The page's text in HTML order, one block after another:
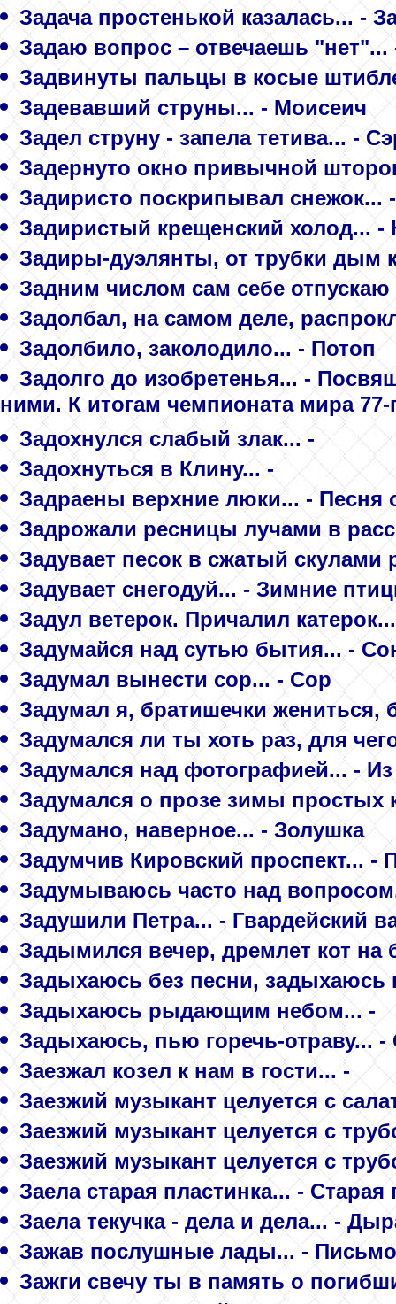
Задача простенькой казалась... -
Задаю вопрос – отвечаешь
Задвинуты пальцы в косые
Задевавший струны... - Моисеич
Задел струну - запела тетива... -
Задернуто окно привычной
Задиристо поскрипывал снежок... -
Задиристый крещенский холод... -
Задиры-дуэлянты, от трубки дым
Задним числом сам себе отпускаю
Задолбал, на самом деле,
Задолбило, заколодило... - Потоп
Задолго до изобретенья... -
ними. К итогам чемпионата мира 77-
Задохнулся слабый злак... -
Задохнуться в Клину... -
Задраены верхние люки... - Песня
Задрожали ресницы лучами в
Задувает песок в сжатый скулами
Задувает снегодуй... - Зимние
Задул ветерок. Причалил
Задумайся над сутью бытия... -
Задумал вынести сор... - Сор
Задумал я, братишечки жениться,
Задумался ли ты хоть раз, для
Задумался над фотографией... -
Задумался о прозе зимы простых
Задумано, наверное... - Золушка
Задумчив Кировский проспект... -
Задумываюсь часто над
Задушили Петра... - Гвардейский
Задымился вечер, дремлет кот на
Задыхаюсь без песни, задыхаюсь
Задыхаюсь рыдающим небом... -
Задыхаюсь, пью горечь-
Заезжал козел к нам в гости... -
Заезжий музыкант целуется с
Заезжий музыкант целуется с
Заезжий музыкант целуется с
Заела старая пластинка... - Старая
Заела текучка - дела и дела... -
Зажав послушные лады... -
Зажги свечу ты в память о